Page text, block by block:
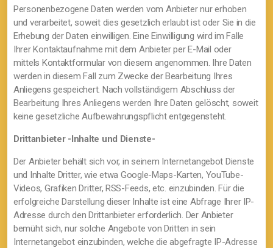
Personenbezogene Daten werden vom Anbieter nur erhoben
und verarbeitet, soweit dies gesetzlich erlaubt ist oder Sie in die
Erhebung der Daten einwilligen. Eine Einwilligung wird im Falle
Ihrer Kontaktaufnahme mit dem Anbieter per E-Mail oder
mittels Kontaktformular von diesem angenommen. Ihre Daten
werden in diesem Fall zum Zwecke der Bearbeitung Ihres
Anliegens gespeichert. Nach vollständigem Abschluss der
Bearbeitung Ihres Anliegens werden Ihre Daten gelöscht, soweit
keine gesetzliche Aufbewahrungspflicht entgegensteht.
Drittanbieter -Inhalte und Dienste-
Der Anbieter behält sich vor, in seinem Internetangebot Dienste
und Inhalte Dritter, wie etwa Google-Maps-Karten, YouTube-
Videos, Grafiken Dritter, RSS-Feeds, etc. einzubinden. Für die
erfolgreiche Darstellung dieser Inhalte ist eine Abfrage Ihrer IP-
Adresse durch den Drittanbieter erforderlich. Der Anbieter
bemüht sich, nur solche Angebote von Dritten in sein
Internetangebot einzubinden, welche die abgefragte IP-Adresse